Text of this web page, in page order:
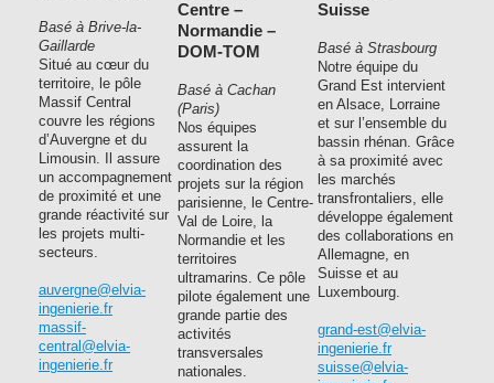
Basé à Brive-la-
Gaillarde
Situé au cœur du
territoire, le pôle
Massif Central
couvre les régions
d’Auvergne et du
Limousin. Il assure
un accompagnement
de proximité et une
grande réactivité sur
les projets multi-
secteurs.
auvergne@elvia-
ingenierie.fr
massif-
central@elvia-
ingenierie.fr
Centre –
Normandie –
DOM-TOM
Basé à Cachan
(Paris)
Nos équipes
assurent la
coordination des
projets sur la région
parisienne, le Centre-
Val de Loire, la
Normandie et les
territoires
ultramarins. Ce pôle
pilote également une
grande partie des
activités
transversales
nationales.
Suisse
Basé à Strasbourg
Notre équipe du
Grand Est intervient
en Alsace, Lorraine
et sur l’ensemble du
bassin rhénan. Grâce
à sa proximité avec
les marchés
transfrontaliers, elle
développe également
des collaborations en
Allemagne, en
Suisse et au
Luxembourg.
grand-est@elvia-
ingenierie.fr
suisse@elvia-